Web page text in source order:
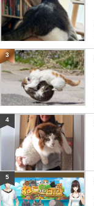
3
4
5